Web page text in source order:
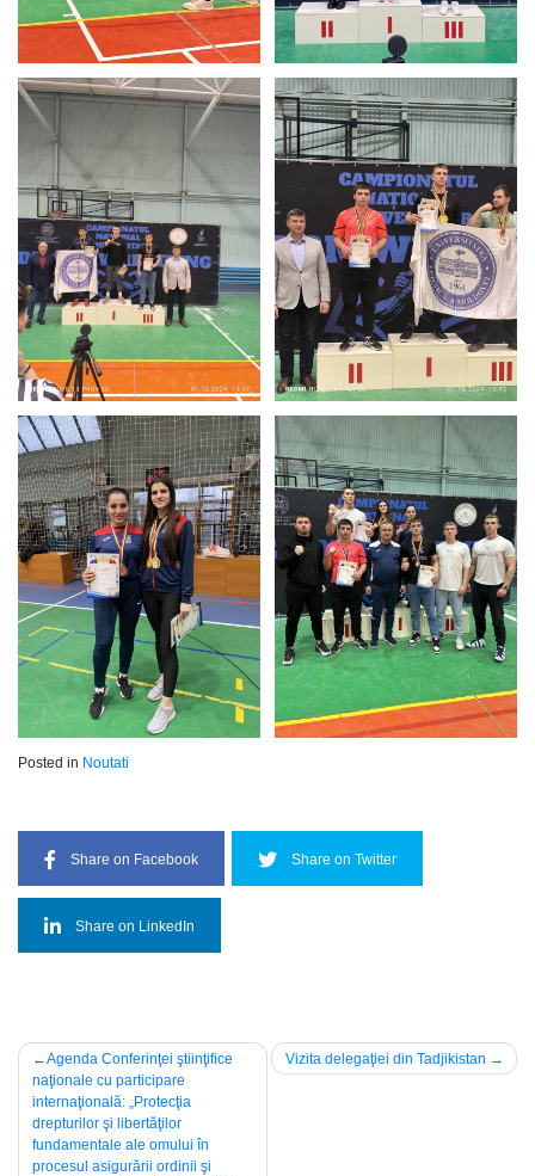
Posted in Noutati
Share on Facebook Share on Twitter
Share on LinkedIn
Post
navigation
Agenda Conferinţei ştiinţifice
naţionale cu participare
internaţională: „Protecţia
drepturilor şi libertăţilor
fundamentale ale omului în
procesul asigurării ordinii şi
Vizita delegaţiei din Tadjikistan